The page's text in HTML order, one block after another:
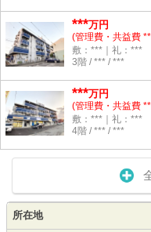
***万円
(管理費・共益費
敷：***｜礼：***
3階 / *** / ***
***万円
(管理費・共益費
敷：***｜礼：***
4階 / *** / ***
所在地